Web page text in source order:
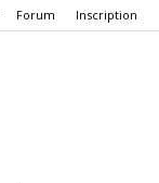
Forum Inscription